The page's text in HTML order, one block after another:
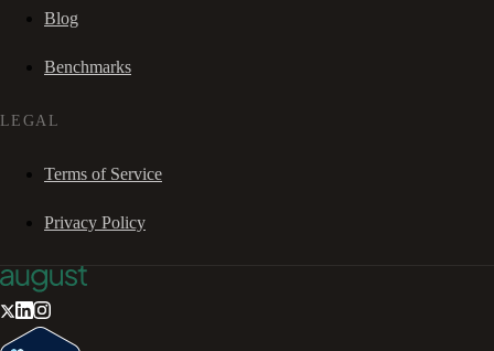
Blog
Benchmarks
LEGAL
Terms of Service
Privacy Policy